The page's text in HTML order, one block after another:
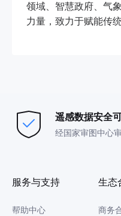
领域、智慧政府、气
力量，致力于赋能传
遥感数据安全
经国家审图中心
服务与支持
帮助中心
生态
商务